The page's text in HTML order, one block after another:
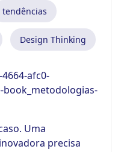
tendências
Design Thinking
afc0-
book_metodologias-
Uma
precisa